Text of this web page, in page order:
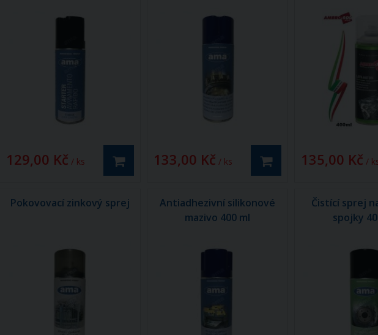
129,00 Kč / ks 133,00 Kč / ks 135,00 Kč /
Pokovovací zinkový sprej
Antiadhezivní silikonové
mazivo 400 ml
Čistící sprej
spojky